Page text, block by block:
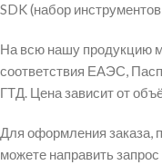
SDK (набор
На всю нашу продукцию
соответствия ЕАЭС,
ГТД. Цена зависит от
Для оформления заказа,
можете направить